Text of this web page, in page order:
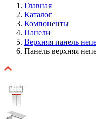
Главная
Каталог
Компоненты
Панели
Верхняя панель
Панель верхняя